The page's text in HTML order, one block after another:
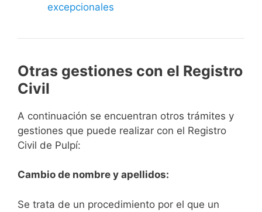
excepcionales
Otras gestiones con el Registro
Civil
A continuación se encuentran otros trámites y
gestiones que puede realizar con el Registro
Civil de Pulpí:
Cambio de nombre y apellidos:
Se trata de un procedimiento por el que un